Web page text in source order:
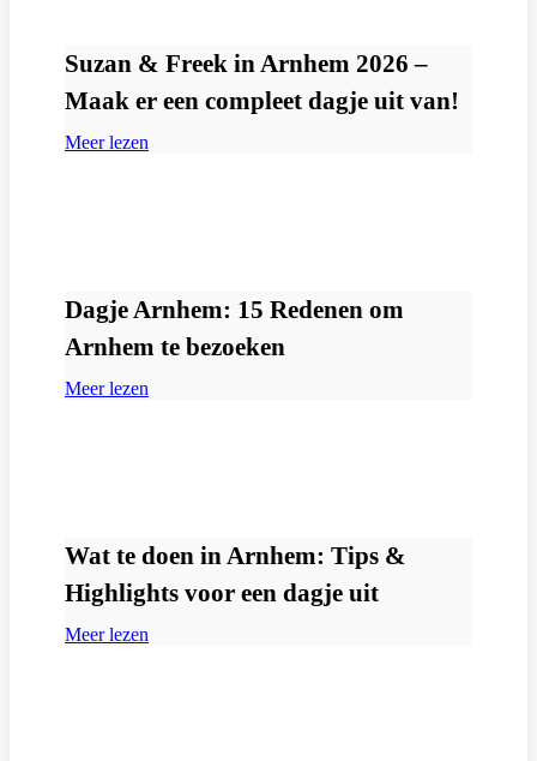
Suzan & Freek in Arnhem 2026 –
Maak er een compleet dagje uit van!
Meer lezen
Dagje Arnhem: 15 Redenen om
Arnhem te bezoeken
Meer lezen
Wat te doen in Arnhem: Tips &
Highlights voor een dagje uit
Meer lezen